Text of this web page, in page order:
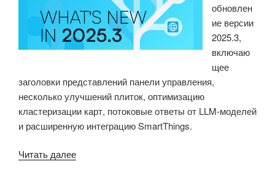
обновлен
ие версии
2025.3,
включаю
щее
заголовки представлений панели управления,
несколько улучшений плиток, оптимизацию
кластеризации карт, потоковые ответы от LLM-моделей
и расширенную интеграцию SmartThings.
Читать далее«Выпущена